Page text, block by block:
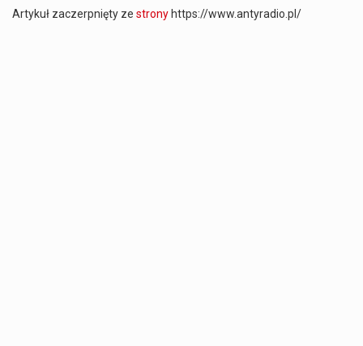
Artykuł zaczerpnięty ze strony https://www.antyradio.pl/